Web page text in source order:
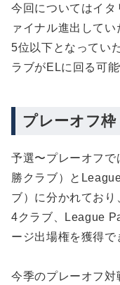
今回についてはイタ
ァイナル進出して
5位以下となってい
ラブがELに回る可
プレーオフ枠
予選〜プレーオフ
勝クラブ）と
ブ）に分かれてお
4クラブ、League
ージ出場権を獲得で
今季のプレーオフ